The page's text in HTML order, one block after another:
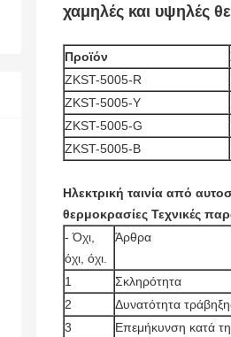
χαμηλές και υψηλές
Προϊόν
ZKST-5005-R
ZKST-5005-Y
ZKST-5005-G
ZKST-5005-Β
Ηλεκτρική ταινία από
θερμοκρασίες Τεχνικές
- Όχι,
όχι, όχι.
Άρθρα
1 Σκληρότητα
2
Δυνατότητα
3
Επεμήκυνση κατά